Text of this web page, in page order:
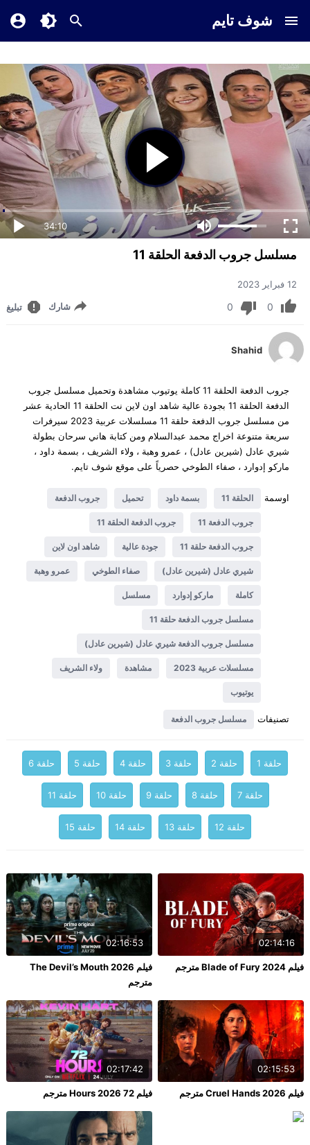
شوف تايم
34:10
مسلسل جروب الدفعة الحلقة 11
12 فبراير 2023
0
0 شارك تبليغ
Shahid
جروب الدفعة الحلقة 11 كاملة يوتيوب مشاهدة وتحميل مسلسل جروب
الدفعة الحلقة 11 بجودة عالية شاهد اون لاين نت الحلقة 11 الحادية عشر
من مسلسل جروب الدفعة حلقة 11 مسلسلات عربية 2023 سيرفرات
سريعة متنوعة اخراج محمد عبدالسلام ومن كتابة هاني سرحان بطولة
شيري عادل (شيرين عادل) ، عمرو وهبة ، ولاء الشريف ، بسمة داود ،
ماركو إدوارد ، صفاء الطوخي حصرياً على موقع شوف تايم.
اوسمة الحلقة 11 بسمة داود تحميل جروب الدفعة
جروب الدفعة 11 جروب الدفعة الحلقة 11
جروب الدفعة حلقة 11 جودة عالية شاهد اون لاين
شيري عادل (شيرين عادل) صفاء الطوخي عمرو وهبة
كاملة ماركو إدوارد مسلسل
مسلسل جروب الدفعة حلقة 11
مسلسل جروب الدفعة شيري عادل (شيرين عادل)
مسلسلات عربية 2023 مشاهدة ولاء الشريف
يوتيوب
تصنيفات مسلسل جروب الدفعة
حلقة 1 حلقة 2 حلقة 3 حلقة 4 حلقة 5 حلقة 6
حلقة 7 حلقة 8 حلقة 9 حلقة 10 حلقة 11
حلقة 12 حلقة 13 حلقة 14 حلقة 15
02:14:16
فيلم Blade of Fury 2024 مترجم
02:16:53
فيلم The Devil’s Mouth 2026
مترجم
02:15:53
فيلم Cruel Hands 2026 مترجم
02:17:42
فيلم 72 Hours 2026 مترجم